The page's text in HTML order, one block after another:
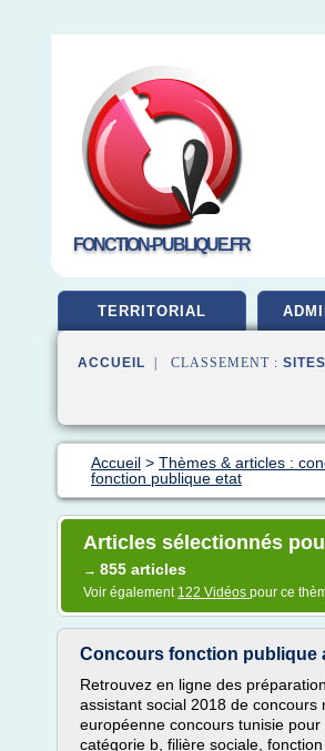
FONCTION-PUBLIQUE.FR
TERRITORIAL
ACCUEIL | CLASSEMENT : SITES
Accueil > Thèmes & articles :
fonction publique etat
Articles sélectionnés
→ 855 articles
Voir également 122 Vidéos pour ce
Concours fonction publique
Retrouvez en ligne des
assistant social 2018 de
européenne concours tunisie
catégorie b, filière sociale,